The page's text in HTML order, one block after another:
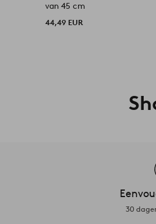
van 45 cm
44,49 EUR
30